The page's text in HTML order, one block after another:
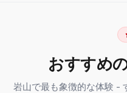
おすすめ
岩山で最も象徴的な体験 -